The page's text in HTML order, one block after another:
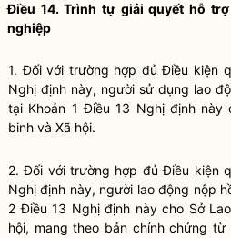
Điều 14. Trình tự giải quyết hỗ
nghiệp
1. Đối với trường hợp đủ Điều kiện
Nghị định này, người sử dụng lao
tại Khoản 1 Điều 13 Nghị định này
binh và Xã hội.
2. Đối với trường hợp đủ Điều kiện
Nghị định này, người lao động nộp
2 Điều 13 Nghị định nàycho Sở
hội, mang theo bản chính chứng